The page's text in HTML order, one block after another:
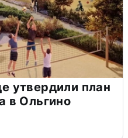
утвердили план
в Ольгино